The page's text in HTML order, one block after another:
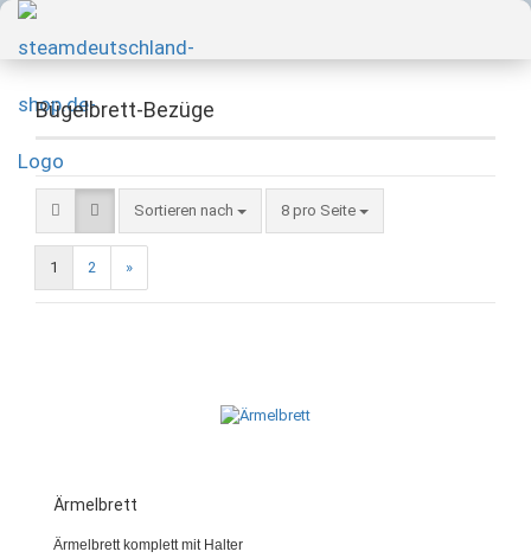
Bügelbrett-Bezüge
Sortieren nach 8 pro Seite
1 2 »
Ärmelbrett
Ärmelbrett komplett mit Halter